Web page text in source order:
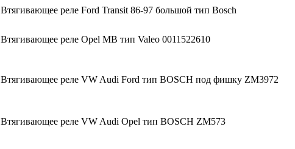
Втягивающее реле Ford Transit 86-97 большой тип Bosch
Втягивающее реле Opel MB тип Valeo 0011522610
Втягивающее реле VW Audi Ford тип BOSCH под фишку ZM3972
Втягивающее реле VW Audi Opel тип BOSCH ZM573